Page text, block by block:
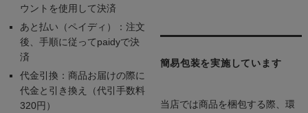
ウントを使用して決済
あと払い（ペイディ）：注文
後、手順に従ってpaidyで決
済
代金引換：商品お届けの際に
代金と引き換え（代引手数料
320円）
簡易包装を実施しています
当店では商品を梱包する際、環